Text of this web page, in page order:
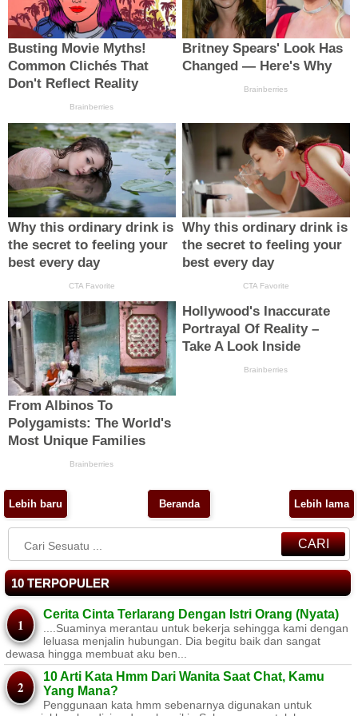
Lebih baru Lebih lama
Beranda
CARI
10 TERPOPULER
Cerita Cinta Terlarang Dengan Istri Orang (Nyata)
....Suaminya merantau untuk bekerja sehingga kami dengan
leluasa menjalin hubungan. Dia begitu baik dan sangat
dewasa hingga membuat aku ben...
10 Arti Kata Hmm Dari Wanita Saat Chat, Kamu
Yang Mana?
Penggunaan kata hmm sebenarnya digunakan untuk